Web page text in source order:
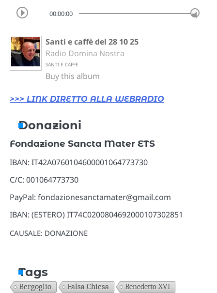
00:00:00
Santi e caffè del 28 10 25
Radio Domina Nostra
SANTI E CAFFE
Buy this album
>>> LINK DIRETTO ALLA WEBRADIO
Donazioni
Fondazione Sancta Mater ETS
IBAN: IT42A0760104600001064773730
C/C: 001064773730
PayPal: fondazionesanctamater@gmail.com
IBAN: (ESTERO) IT74C0200804692000107302851
CAUSALE: DONAZIONE
Tags
Bergoglio Falsa Chiesa Benedetto XVI